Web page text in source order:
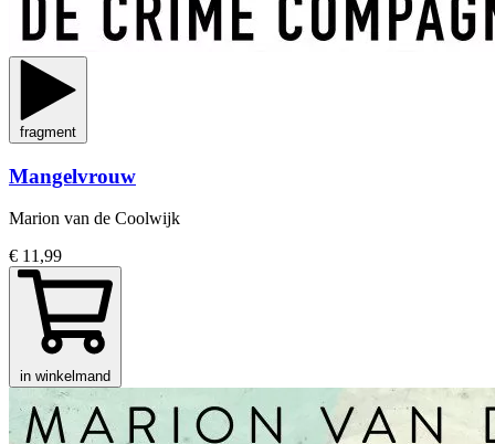
fragment
Mangelvrouw
Marion van de Coolwijk
€ 11,99
in winkelmand